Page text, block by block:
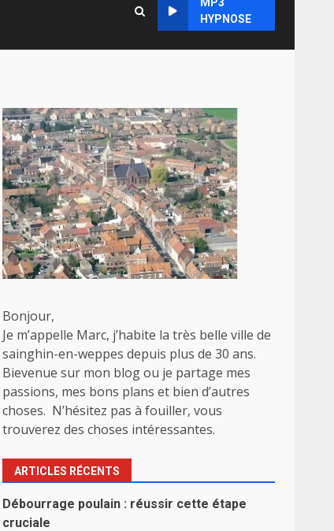
HYPNOSE
Bonjour,
Je m’appelle Marc, j’habite la très belle ville de
sainghin-en-weppes depuis plus de 30 ans.
Bievenue sur mon blog ou je partage mes
passions, mes bons plans et bien d’autres
choses. N’hésitez pas à fouiller, vous
trouverez des choses intéressantes.
ARTICLES RÉCENTS
Débourrage poulain : réussir cette étape
cruciale